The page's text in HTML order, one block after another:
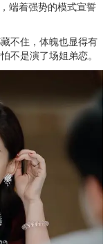
端着强势的模式宣誓
不住，体魄也显得有
不是演了场姐弟恋。